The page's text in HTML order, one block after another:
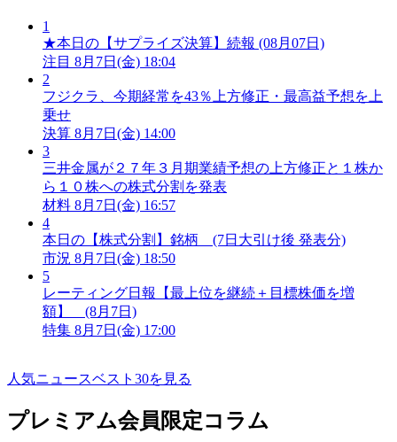
1
★本日の【サプライズ決算】続報 (08月07日)
注目 8月7日(金) 18:04
2
フジクラ、今期経常を43％上方修正・最高益予想を上
乗せ
決算 8月7日(金) 14:00
3
三井金属が２７年３月期業績予想の上方修正と１株か
ら１０株への株式分割を発表
材料 8月7日(金) 16:57
4
本日の【株式分割】銘柄 (7日大引け後 発表分)
市況 8月7日(金) 18:50
5
レーティング日報【最上位を継続＋目標株価を増
額】 (8月7日)
特集 8月7日(金) 17:00
人気ニュースベスト30を見る
プレミアム会員限定コラム